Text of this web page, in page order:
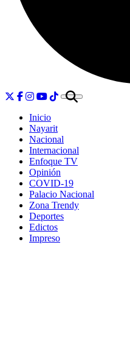
Inicio
Nayarit
Nacional
Internacional
Enfoque TV
Opinión
COVID-19
Palacio Nacional
Zona Trendy
Deportes
Edictos
Impreso